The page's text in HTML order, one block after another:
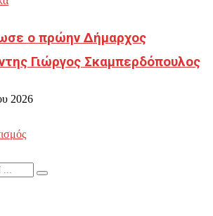
ο πρώην Δήμαρχος
Γιώργος Σκαμπερδόπουλος
2026
Search